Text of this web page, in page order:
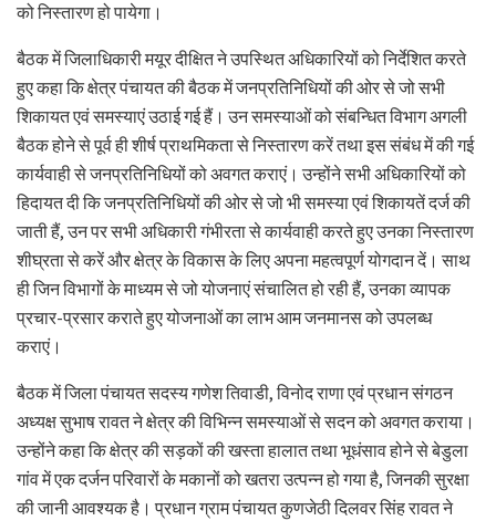
को निस्तारण हो पायेगा।
बैठक में जिलाधिकारी मयूर दीक्षित ने उपस्थित अधिकारियों को निर्देशित करते
हुए कहा कि क्षेत्र पंचायत की बैठक में जनप्रतिनिधियों की ओर से जो सभी
शिकायत एवं समस्याएं उठाई गई हैं। उन समस्याओं को संबन्धित विभाग अगली
बैठक होने से पूर्व ही शीर्ष प्राथमिकता से निस्तारण करें तथा इस संबंध में की गई
कार्यवाही से जनप्रतिनिधियों को अवगत कराएं। उन्होंने सभी अधिकारियों को
हिदायत दी कि जनप्रतिनिधियों की ओर से जो भी समस्या एवं शिकायतें दर्ज की
जाती हैं, उन पर सभी अधिकारी गंभीरता से कार्यवाही करते हुए उनका निस्तारण
शीघ्रता से करें और क्षेत्र के विकास के लिए अपना महत्वपूर्ण योगदान दें। साथ
ही जिन विभागों के माध्यम से जो योजनाएं संचालित हो रही हैं, उनका व्यापक
प्रचार-प्रसार कराते हुए योजनाओं का लाभ आम जनमानस को उपलब्ध
कराएं।
बैठक में जिला पंचायत सदस्य गणेश तिवाडी, विनोद राणा एवं प्रधान संगठन
अध्यक्ष सुभाष रावत ने क्षेत्र की विभिन्न समस्याओं से सदन को अवगत कराया।
उन्होंने कहा कि क्षेत्र की सड़कों की खस्ता हालात तथा भूधंसाव होने से बेडुला
गांव में एक दर्जन परिवारों के मकानों को खतरा उत्पन्न हो गया है, जिनकी सुरक्षा
की जानी आवश्यक है। प्रधान ग्राम पंचायत कुणजेठी दिलवर सिंह रावत ने